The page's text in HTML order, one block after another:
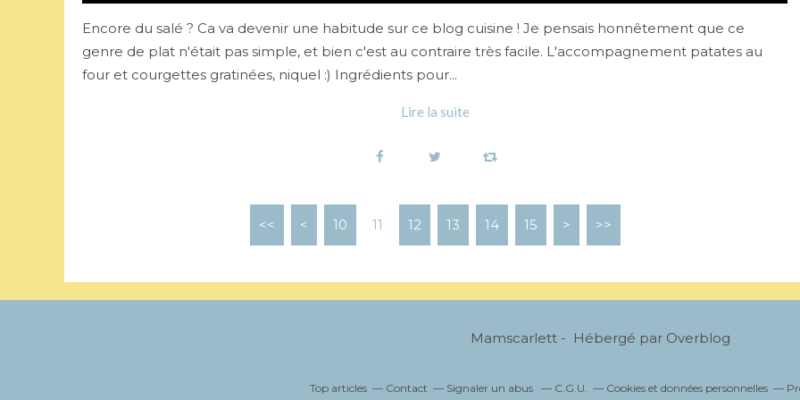
Encore du salé ? Ca va devenir une habitude sur ce blog cuisine ! Je pensais honnêtement que ce
genre de plat n'était pas simple, et bien c'est au contraire très facile. L'accompagnement patates au
four et courgettes gratinées, niquel :) Ingrédients pour...
Lire la suite
<< < 10 11 12 13 14 15 > >>
Mamscarlett - Hébergé par Overblog
Top articles Contact Signaler un abus C.G.U. Cookies et données personnelles